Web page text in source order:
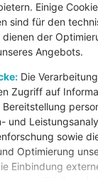
Copyright © 2026
Rechte vorbehalten
Einige
sind für den
der
Angebots.
Die
Zugriff auf
und
sowie
Optimierung
Einbindung